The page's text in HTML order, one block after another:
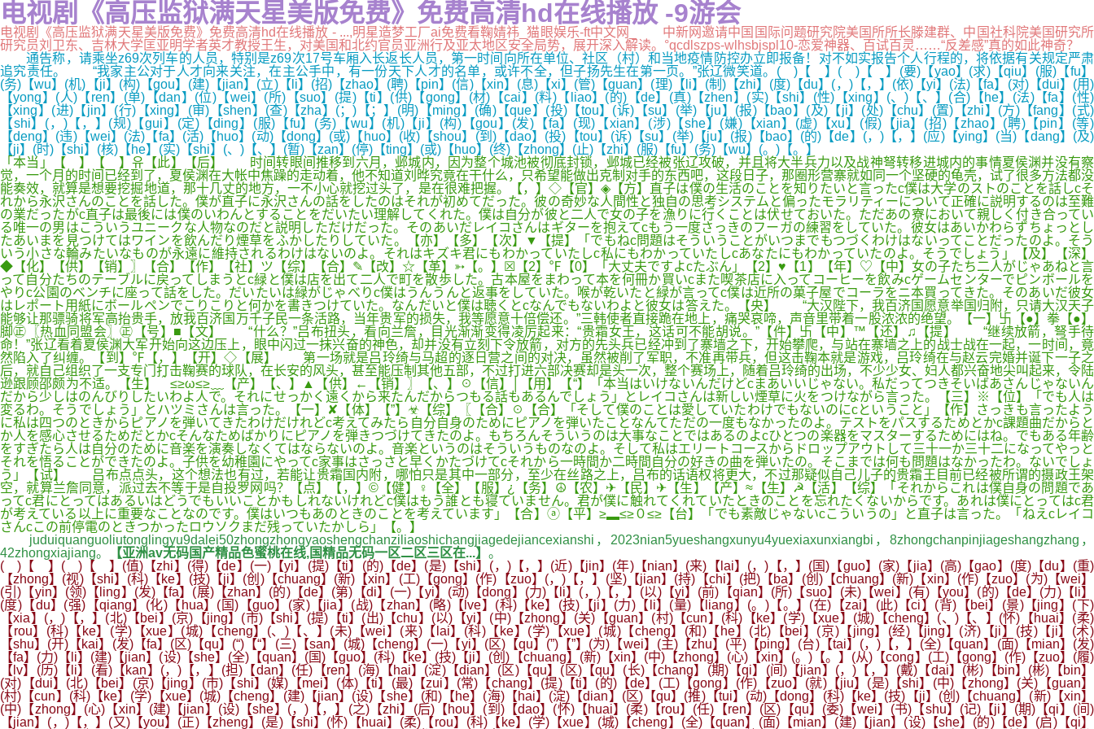
电视剧《高压监狱满天星美版免费》免费高清hd在线播放 -9游会
电视剧《高压监狱满天星美版免费》免费高清hd在线播放 - ...,明星造梦工厂ai免费看鞠婧祎_猫眼娱乐-ft中文网_ 中新网邀请中国国际问题研究院美国所所长滕建群、中国社科院美国研究所
研究员刘卫东、吉林大学匡亚明学者英才教授王生，对美国和北约官员亚洲行及亚太地区安全局势，展开深入解读。°qcdlszps-wlhsbjspl10-恋爱神器、百试百灵……“反差感”真的如此神奇？
通告称，请乘坐z69次列车的人员，特别是z69次17号车厢入长返长人员，第一时间向所在单位、社区（村）和当地疫情防控办立即报备！对不如实报告个人行程的，将依据有关规定严肃
追究责任。 “我家主公对于人才向来关注，在主公手中，有一份天下人才的名单，或许不全，但子扬先生在第一页。”张辽微笑道。( )【 】( )【 】(要)【yao】(求)【qiu】(服)【fu】
(务)【wu】(机)【ji】(构)【gou】(建)【jian】(立)【li】(招)【zhao】(聘)【pin】(信)【xin】(息)【xi】(管)【guan】(理)【li】(制)【zhi】(度)【du】(，)【，】(依)【yi】(法)【fa】(对)【dui】(用)
【yong】(人)【ren】(单)【dan】(位)【wei】(所)【suo】(提)【ti】(供)【gong】(材)【cai】(料)【liao】(的)【de】(真)【zhen】(实)【shi】(性)【xing】(、)【、】(合)【he】(法)【fa】(性)
【xing】(进)【jin】(行)【xing】(审)【shen】(查)【zha】(；)【；】(明)【ming】(确)【que】(投)【tou】(诉)【su】(举)【ju】(报)【bao】(及)【ji】(处)【chu】(置)【zhi】(方)【fang】(式)
【shi】(，)【，】(规)【gui】(定)【ding】(服)【fu】(务)【wu】(机)【ji】(构)【gou】(发)【fa】(现)【xian】(涉)【she】(嫌)【xian】(虚)【xu】(假)【jia】(招)【zhao】(聘)【pin】(等)
【deng】(违)【wei】(法)【fa】(活)【huo】(动)【dong】(或)【huo】(收)【shou】(到)【dao】(投)【tou】(诉)【su】(举)【ju】(报)【bao】(的)【de】(，)【，】(应)【ying】(当)【dang】(及)
【ji】(时)【shi】(核)【he】(实)【shi】(、)【、】(暂)【zan】(停)【ting】(或)【huo】(终)【zhong】(止)【zhi】(服)【fu】(务)【wu】(。)【。】
「本当」【 】【 】유【此】【后】 时间转眼间推移到六月，邺城内，因为整个城池被彻底封锁，邺城已经被张辽攻破，并且将大半兵力以及战神弩转移进城内的事情夏侯渊并没有察
觉，一个月的时间已经到了，夏侯渊在大帐中焦躁的走动着，他不知道刘晔究竟在干什么，只希望能做出克制对手的东西吧，这段日子，那圈形营寨就如同一个坚硬的龟壳，试了很多方法都没
能奏效，就算是想要挖掘地道，那十几丈的地方，一不小心就挖过头了，是在很难把握。【，】◇【官】◈【方】直子は僕の生活のことを知りたいと言ったc僕は大学のストのことを話しcそ
れから永沢さんのことを話した。僕が直子に永沢さんの話をしたのはそれが初めてだった。彼の奇妙な人間性と独自の思考システムと偏ったモラリティーについて正確に説明するのは至難
の業だったがc直子は最後には僕のいわんとすることをだいたい理解してくれた。僕は自分が彼と二人で女の子を漁りに行くことは伏せておいた。ただあの寮において親しく付き合ってい
る唯一の男はこういうユニークな人物なのだと説明しただけだった。そのあいだレイコさんはギターを抱えてcもう一度さっきのフーガの練習をしていた。彼女はあいかわらずちょっとし
たあいまを見つけてはワインを飲んだり煙草をふかしたりしていた。【亦】【多】【次】▼【提】「でもねc問題はそういうことがいつまでもつづくわけはないってことだったのよ。そう
いう小さな輪みたいなものが永遠に維持されるわけはないのよ。それはキズキ君にもわかっていたしc私にもわかっていたしcあなたにもわかっていたのよ。そうでしょう」【及】【深】
◆【化】【供】【销】〗【合】【作】【社】ツ【综】【合】✎【改】☆【革】➳【。】☒【2】℉【0】「大丈夫ですよcたぶん」【2】♥【1】【年】♡【中】女の子たち二人がじゃあねと言
って自分たちのテーブルに戻ってしまうとc緑と僕は店を出て二人で町を散歩した。古本屋をまわって本を何冊か買いcまた喫茶店に入ってコーヒーを飲みcゲームセンターでピンボールを
やりc公園のベンチに座って話をした。だいたいは緑がじゃべりc僕はうんうんと返事をしていた。喉が乾いたと緑が言ってc僕は近所の菓子屋でコーラをニ本買ってきた。そのあいだ彼女
はレポート用紙にボールペンでこりこりと何かを書きつけていた。なんだいと僕は聴くとcなんでもないわよと彼女は答えた。【央】 “大汉陛下，我百济国愿意举国归附，只请大汉天子
能够让那骠骑将军高抬贵手，放我百济国万千子民一条活路，当年贵军的损失，我等愿意十倍偿还。”三韩使者直接跪在地上，痛哭哀啼，声音里带着一股浓浓的绝望。【一】卐【●】拳【●】
脚㊣〖热血同盟会〗㊣【号】■【文】 “什么？”吕布扭头，看向兰詹，目光渐渐变得凌厉起来：“贵霜女王，这话可不能胡说。”【件】卐【中】™【还】♫【提】 “继续放箭，弩手待
命！”张辽看着夏侯渊大军开始向这边压上，眼中闪过一抹兴奋的神色，却并没有立刻下令放箭，对方的先头兵已经冲到了寨墙之下，开始攀爬，与站在寨墙之上的战士战在一起，一时间，竟
然陷入了纠缠。【到】℉【，】【开】◇【展】 第一场就是吕玲绮与马超的逐日营之间的对决，虽然被削了军职，不准再带兵，但这击鞠本就是游戏，吕玲绮在与赵云完婚并诞下一子之
后，就自己组织了一支专门打击鞠赛的球队，在长安的风头，甚至能压制其他五部，不过打进六部决赛却是头一次，整个赛场上，随着吕玲绮的出场，不少少女、妇人都兴奋地尖叫起来，令陆
逊跟顾邵颇为不适。【生】＾≤≥ω≤≥﹏【产】【、】▲【供】←【销】〗【、】☉【信】│【用】【“】「本当はいけないんだけどcまあいいじゃない。私だってつきそいばあさんじゃないん
だから少しはのんびりしたいわよ人で。それにせっかく遠くから来たんだからつもる話もあるんでしょう」とレイコさんは新しい煙草に火をつけながら言った。【三】※【位】「でも人は
変るわ。そうでしょう」とハツミさんは言った。【一】✘【体】【”】☣【综】〖【合】☉【合】「そして僕のことは愛していたわけでもないのにcということ」【作】さっきも言ったよう
に私は四つのときからピアノを弾いてきたわけだけれどc考えてみたら自分自身のためにピアノを弾いたことなんてただの一度もなかったのよ。テストをパスするためとかc課題曲だからと
か人を感心させるためだとかcそんなためばかりにピアノを弾きつづけてきたのよ。もちろんそういうのは大事なことではあるのよcひとつの楽器をマスターするためにはね。でもある年齢
をすぎたら人は自分のために音楽を演奏しなくてはならないのよ。音楽というのはそういうものなのよ。そして私はエリートコースからドロップアウトして三十一か三十二になってやっと
それを悟ることができたのよ。子供を幼稚園にやってc家事はさっさと早くかたづけてcそれから一時間か二時間自分の好きの曲を弾いたの。そこまでは何も問題はなかったわ。ないでしょ
う」【试】 吕布点点头，这个想法也有过，若能让贵霜国内附，哪怕只是其中一部分，至少在丝路之上，吕布的话语权将更大，不过那疑似自己儿子的贵霜王目前已经被所谓的摄政王架
空，就算兰詹同意，派过去不等于是自投罗网吗？【点】【，】©【健】♀【全】【服】¿【务】☮【农】✈【民】✈【生】【产】≈【生】☭【活】【综】「それからこれは僕自身の問題であ
ってc君にとってはあるいはどうでもいいことかもしれないけれどc僕はもう誰とも寝ていません。君が僕に触れてくれていたときのことを忘れたくないからです。あれは僕にとってはc君
が考えている以上に重要なことなのです。僕はいつもあのときのことを考えています」【合】ⓐ【平】≥▂≤≥０≤≥【台】「でも素敵じゃないcこういうの」と直子は言った。「ねえcレイコ
さんcこの前停電のときつかったロウソクまだ残っていたかしら」【。】
juduiquanguoliutonglingyu9dalei50zhongzhongyaoshengchanziliaoshichangjiagedejiancexianshi，2023nian5yueshangxunyu4yuexiaxunxiangbi，8zhongchanpinjiageshangzhang，
42zhongxiajiang。
【亚洲av无码国产精品色蜜桃在线,国精品无码一区二区三区在...】 。
( )【 】( )【 】(值)【zhi】(得)【de】(一)【yi】(提)【ti】(的)【de】(是)【shi】(，)【，】(近)【jin】(年)【nian】(来)【lai】(，)【，】(国)【guo】(家)【jia】(高)【gao】(度)【du】(重)
【zhong】(视)【shi】(科)【ke】(技)【ji】(创)【chuang】(新)【xin】(工)【gong】(作)【zuo】(，)【，】(坚)【jian】(持)【chi】(把)【ba】(创)【chuang】(新)【xin】(作)【zuo】(为)【wei】
(引)【yin】(领)【ling】(发)【fa】(展)【zhan】(的)【de】(第)【di】(一)【yi】(动)【dong】(力)【li】(，)【，】(以)【yi】(前)【qian】(所)【suo】(未)【wei】(有)【you】(的)【de】(力)【li】
(度)【du】(强)【qiang】(化)【hua】(国)【guo】(家)【jia】(战)【zhan】(略)【lve】(科)【ke】(技)【ji】(力)【li】(量)【liang】(。)【。】(在)【zai】(此)【ci】(背)【bei】(景)【jing】(下)
【xia】(，)【，】(北)【bei】(京)【jing】(市)【shi】(提)【ti】(出)【chu】(以)【yi】(中)【zhong】(关)【guan】(村)【cun】(科)【ke】(学)【xue】(城)【cheng】(、)【、】(怀)【huai】(柔)
【rou】(科)【ke】(学)【xue】(城)【cheng】(、)【、】(未)【wei】(来)【lai】(科)【ke】(学)【xue】(城)【cheng】(和)【he】(北)【bei】(京)【jing】(经)【jing】(济)【ji】(技)【ji】(术)
【shu】(开)【kai】(发)【fa】(区)【qu】(“)【“】(三)【san】(城)【cheng】(一)【yi】(区)【qu】(”)【”】(为)【wei】(主)【zhu】(平)【ping】(台)【tai】(，)【，】(全)【quan】(面)【mian】(发)
【fa】(力)【li】(建)【jian】(设)【she】(全)【quan】(国)【guo】(科)【ke】(技)【ji】(创)【chuang】(新)【xin】(中)【zhong】(心)【xin】(。)【。】(从)【cong】(工)【gong】(作)【zuo】(履)
【lv】(历)【li】(看)【kan】(，)【，】(担)【dan】(任)【ren】(海)【hai】(淀)【dian】(区)【qu】(区)【qu】(长)【chang】(期)【qi】(间)【jian】(，)【，】(戴)【dai】(彬)【bin】(彬)【bin】
(对)【dui】(北)【bei】(京)【jing】(市)【shi】(媒)【mei】(体)【ti】(最)【zui】(常)【chang】(提)【ti】(的)【de】(工)【gong】(作)【zuo】(就)【jiu】(是)【shi】(中)【zhong】(关)【guan】
(村)【cun】(科)【ke】(学)【xue】(城)【cheng】(建)【jian】(设)【she】(和)【he】(海)【hai】(淀)【dian】(区)【qu】(推)【tui】(动)【dong】(科)【ke】(技)【ji】(创)【chuang】(新)【xin】
(中)【zhong】(心)【xin】(建)【jian】(设)【she】(，)【，】(之)【zhi】(后)【hou】(到)【dao】(怀)【huai】(柔)【rou】(任)【ren】(区)【qu】(委)【wei】(书)【shu】(记)【ji】(期)【qi】(间)
【jian】(，)【，】(又)【you】(正)【zheng】(是)【shi】(怀)【huai】(柔)【rou】(科)【ke】(学)【xue】(城)【cheng】(全)【quan】(面)【mian】(建)【jian】(设)【she】(的)【de】(启)【qi】